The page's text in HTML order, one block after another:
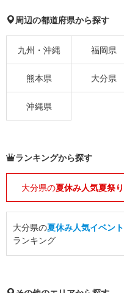
周辺の都道府県から探す
九州・沖縄 福岡県
熊本県 大分県
沖縄県
ランキングから探す
大分県の夏休み人気夏祭り
大分県の夏休み人気イベント
ランキング